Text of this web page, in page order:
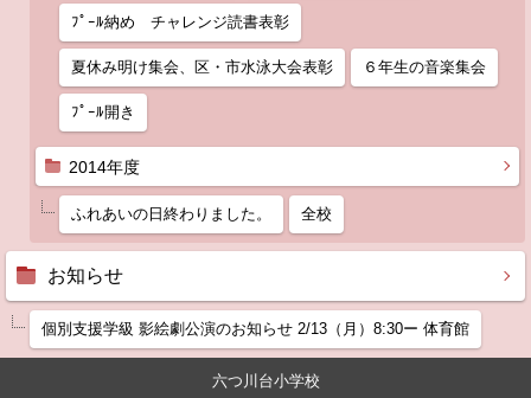
ﾌﾟｰﾙ納め チャレンジ読書表彰
夏休み明け集会、区・市水泳大会表彰 ６年生の音楽集会
ﾌﾟｰﾙ開き
2014年度
ふれあいの日終わりました。 全校
お知らせ
個別支援学級 影絵劇公演のお知らせ 2/13（月）8:30ー 体育館
六つ川台小学校